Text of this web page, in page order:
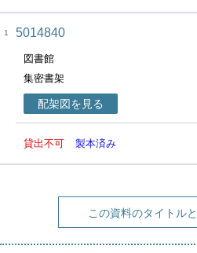
1 5014840
図書館
集密書架
配架図を見る
貸出不可 製本済み
この資料のタイトル